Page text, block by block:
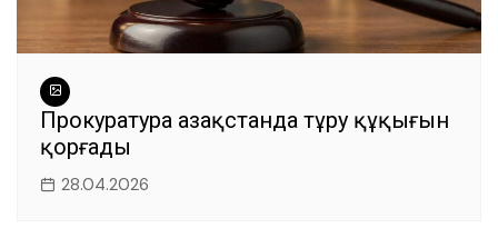
Прокуратура Қазақстанда тұру құқығын
қорғады
28.04.2026